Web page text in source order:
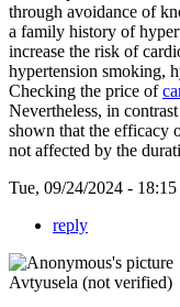
through avoidance of
a family history of
increase the risk of
hypertension smoking,
Checking the price of
Nevertheless, in
shown that the efficacy
not affected by the
Tue, 09/24/2024 - 18:15
reply
Avtyusela (not verified)